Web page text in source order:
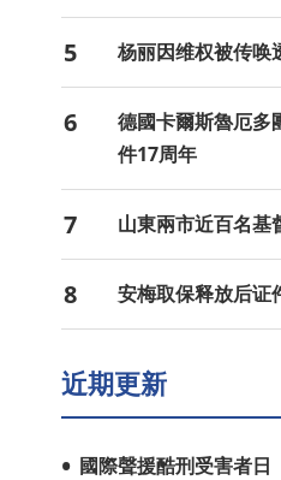
5 杨丽因维权被传唤
6
德國卡爾斯魯厄多
件17周年
7 山東兩市近百名基
8 安梅取保释放后证
近期更新
國際聲援酷刑受害者日